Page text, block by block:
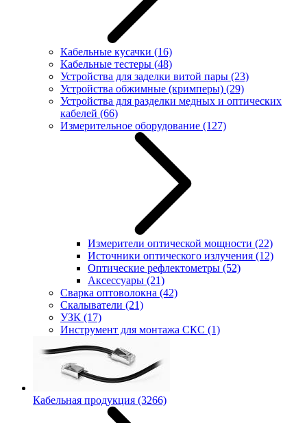
Кабельные кусачки (16)
Кабельные тестеры (48)
Устройства для заделки витой пары (23)
Устройства обжимные (кримперы) (29)
Устройства для разделки медных и оптических
кабелей (66)
Измерительное оборудование (127)
Измерители оптической мощности (22)
Источники оптического излучения (12)
Оптические рефлектометры (52)
Аксессуары (21)
Сварка оптоволокна (42)
Скалыватели (21)
УЗК (17)
Инструмент для монтажа СКС (1)
Кабельная продукция (3266)